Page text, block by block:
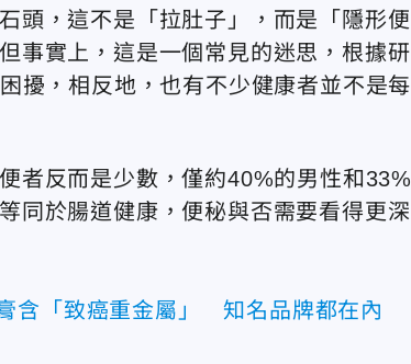
頭，這不是「拉肚子」，而是「隱形便
事實上，這是一個常見的迷思，根據研
擾，相反地，也有不少健康者並不是每
者反而是少數，僅約40%的男性和33%
同於腸道健康，便秘與否需要看得更深
含「致癌重金屬」 知名品牌都在內